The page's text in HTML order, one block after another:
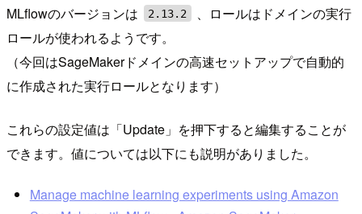
MLflowのバージョンは
2.13.2
、ロールはドメインの実行
ロールが使われるようです。
（今回はSageMakerドメインの高速セットアップで自動的
に作成された実行ロールとなります）
これらの設定値は「Update」を押下すると編集することが
できます。値については以下にも説明がありました。
Manage machine learning experiments using Amazon